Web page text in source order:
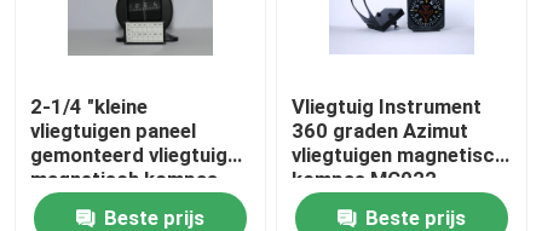
2-1/4 "kleine
vliegtuigen paneel
gemonteerd vliegtuigen
magnetisch kompas
CM-24
Beste prijs
Vliegtuig Instrument
360 graden Azimut
vliegtuigen magnetisch
kompas MC022
Beste prijs